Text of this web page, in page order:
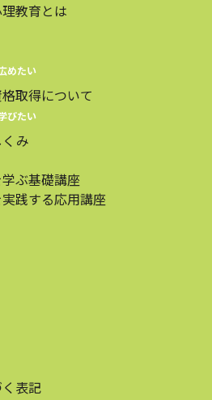
教育とは
めたい
取得について
びたい
み
ぶ基礎講座
践する応用講座
表記